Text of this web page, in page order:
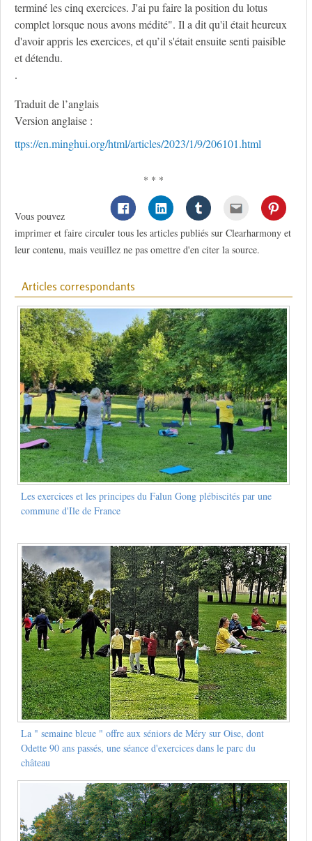
terminé les cinq exercices. J'ai pu faire la position du lotus
complet lorsque nous avons médité". Il a dit qu'il était heureux
d'avoir appris les exercices, et qu’il s'était ensuite senti paisible
et détendu.
.
Traduit de l’anglais
Version anglaise :
ttps://en.minghui.org/html/articles/2023/1/9/206101.html
* * *
Vous pouvez
imprimer et faire circuler tous les articles publiés sur Clearharmony et
leur contenu, mais veuillez ne pas omettre d'en citer la source.
Articles correspondants
Les exercices et les principes du Falun Gong plébiscités par une
commune d'Ile de France
La " semaine bleue " offre aux séniors de Méry sur Oise, dont
Odette 90 ans passés, une séance d'exercices dans le parc du
château